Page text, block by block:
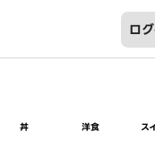
ロ
丼 洋食 ス